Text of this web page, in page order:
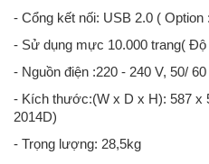
- Cổng kết nối: USB 2.0 (
- Sử dụng mực 10.000 trang(
- Nguồn điện :220 - 240 V, 50/ 60
- Kích thước:(W x D x H): 587 x
2014D)
- Trọng lượng: 28,5kg